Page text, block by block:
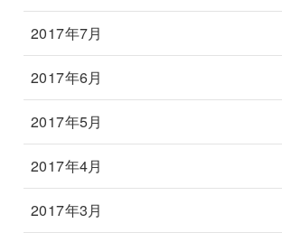
2017年7月
2017年6月
2017年5月
2017年4月
2017年3月